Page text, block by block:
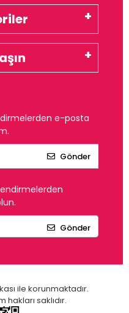
e-posta
Gönder
Gönder
ile korunmaktadır.
saklıdır.